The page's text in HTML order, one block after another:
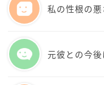
わってきました。
わらせる方向へ決め
まずは、
・心療内科や精神科
私の性根の悪
元彼との今